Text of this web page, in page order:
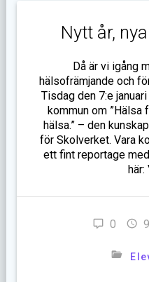
Nytt år,
Då är vi igång
hälsofrämjande och
Tisdag den 7:e
kommun om ”Hälsa
hälsa.” – den
för Skolverket. Vara
ett fint reportage
här:
0